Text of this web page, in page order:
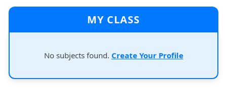
MY CLASS
No subjects found. Create Your Profile